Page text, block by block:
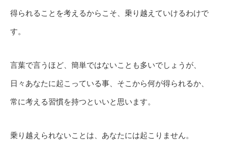
得られることを考えるからこそ、乗り越えていけるわけで
す。
言葉で言うほど、簡単ではないことも多いでしょうが、
日々あなたに起こっている事、そこから何が得られるか、
常に考える習慣を持つといいと思います。
乗り越えられないことは、あなたには起こりません。